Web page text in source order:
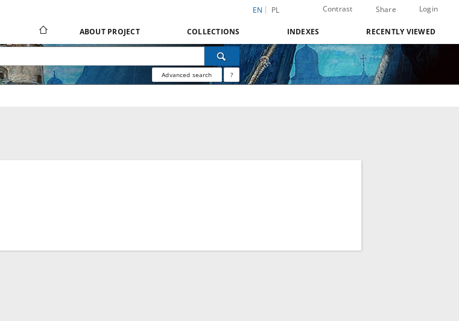
EN PL Contrast Share Login
ABOUT PROJECT COLLECTIONS INDEXES RECENTLY VIEWED
Advanced search ?